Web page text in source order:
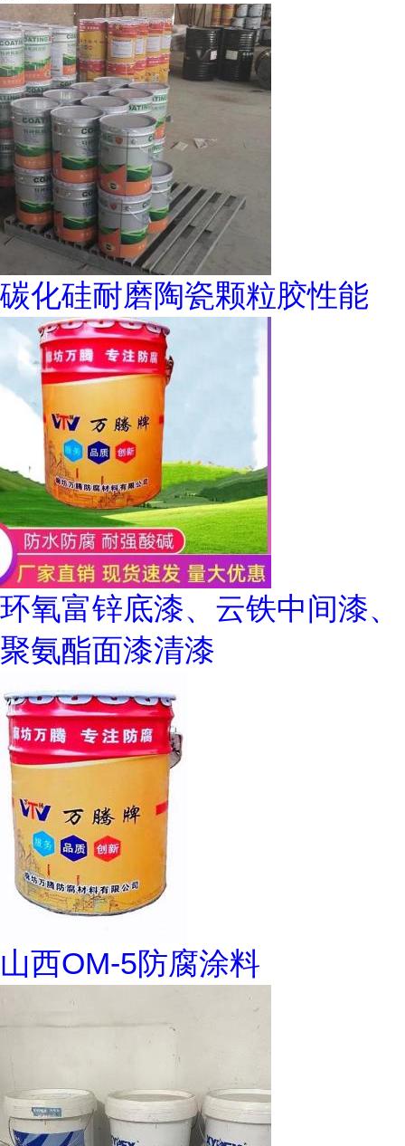
碳化硅耐磨陶瓷颗粒胶性能
环氧富锌底漆、云铁中间漆、
聚氨酯面漆清漆
山西OM-5防腐涂料